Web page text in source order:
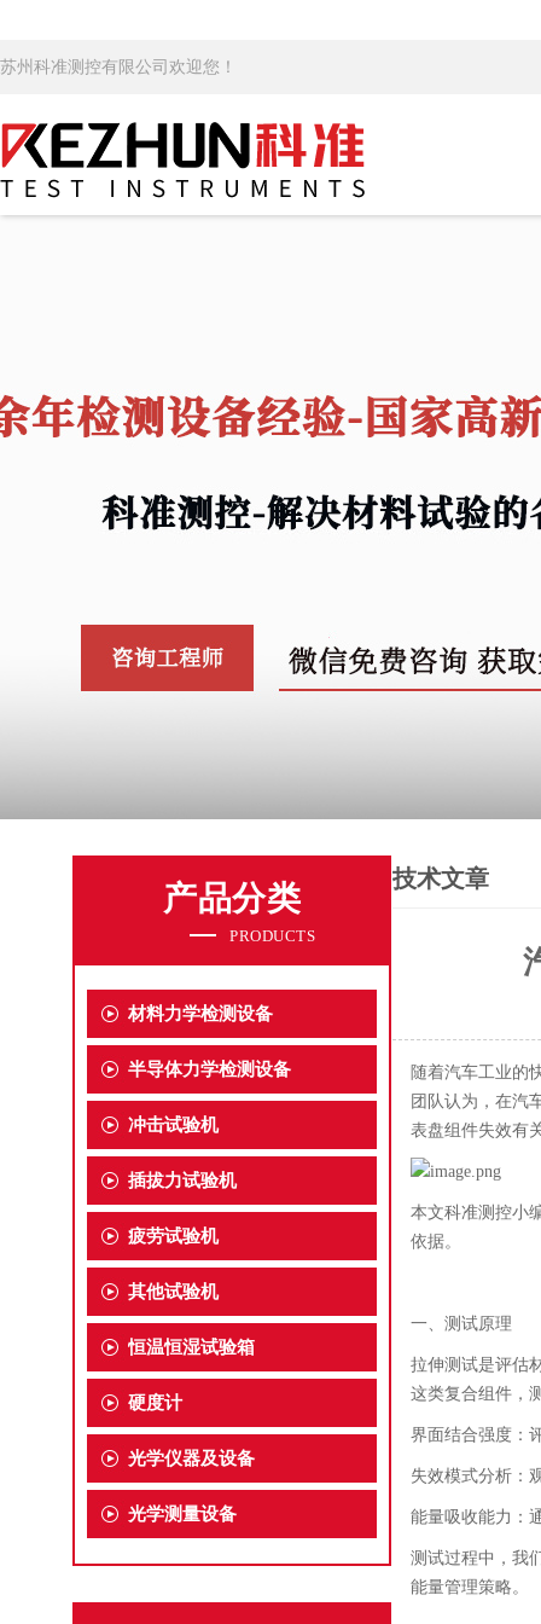
苏州科准测控有限公司欢迎您！
产品分类
PRODUCTS
材料力学检测设备
半导体力学检测设备
冲击试验机
插拔力试验机
疲劳试验机
其他试验机
恒温恒湿试验箱
硬度计
光学仪器及设备
光学测量设备
技术文章
随着汽车工业的
团队认为，在汽
表盘组件失效有
本文科准测控小
依据。
一、 测试原理
拉伸测试是评估
这类复合组件，
界面结合强度：
失效模式分析：
能量吸收能力：
测试过程中，我
能量管理策略。